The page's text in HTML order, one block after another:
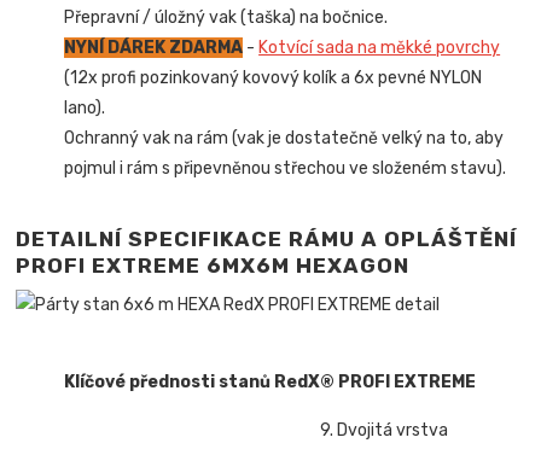
Přepravní / úložný vak (taška) na bočnice.
NYNÍ DÁREK ZDARMA - Kotvící sada na měkké povrchy
(12x profi pozinkovaný kovový kolík a 6x pevné NYLON
lano).
Ochranný vak na rám (vak je dostatečně velký na to, aby
pojmul i rám s připevněnou střechou ve složeném stavu).
DETAILNÍ SPECIFIKACE RÁMU A OPLÁŠTĚNÍ
PROFI EXTREME 6MX6M HEXAGON
Klíčové přednosti stanů RedX® PROFI EXTREME
9. Dvojitá vrstva